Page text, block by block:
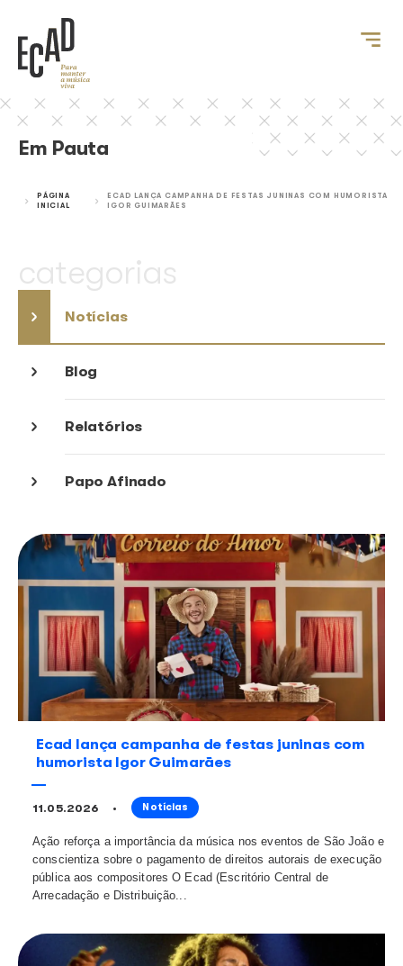
Em Pauta
categorias
Notícias
Relatórios
Papo Afinado
Ecad lança campanha de festas
humorista Igor Guimarães